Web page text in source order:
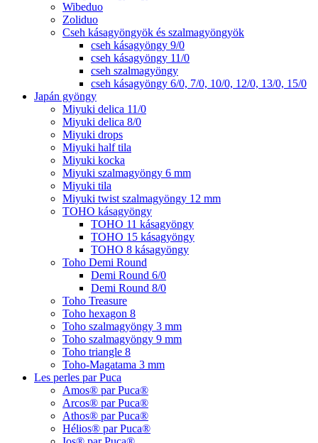
Wibeduo
Zoliduo
Cseh kásagyöngyök és szalmagyöngyök
cseh kásagyöngy 9/0
cseh kásagyöngy 11/0
cseh szalmagyöngy
cseh kásagyöngy 6/0, 7/0, 10/0, 12/0, 13/0, 15/0
Japán gyöngy
Miyuki delica 11/0
Miyuki delica 8/0
Miyuki drops
Miyuki half tila
Miyuki kocka
Miyuki szalmagyöngy 6 mm
Miyuki tila
Miyuki twist szalmagyöngy 12 mm
TOHO kásagyöngy
TOHO 11 kásagyöngy
TOHO 15 kásagyöngy
TOHO 8 kásagyöngy
Toho Demi Round
Demi Round 6/0
Demi Round 8/0
Toho Treasure
Toho hexagon 8
Toho szalmagyöngy 3 mm
Toho szalmagyöngy 9 mm
Toho triangle 8
Toho-Magatama 3 mm
Les perles par Puca
Amos® par Puca®
Arcos® par Puca®
Athos® par Puca®
Hélios® par Puca®